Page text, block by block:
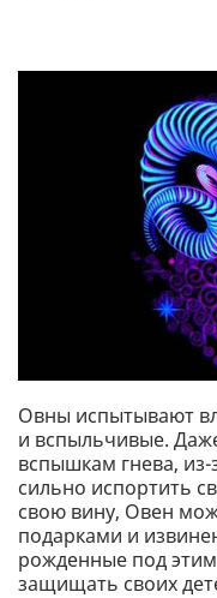
Овны испытывают
и вспыльчивые.
вспышкам гнева, из-
сильно испортить
свою вину, Овен
подарками и
рожденные под
защищать своих